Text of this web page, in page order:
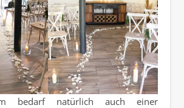
bedarf natürlich auch einer